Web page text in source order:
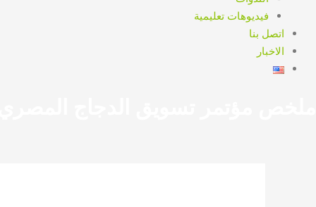
فيديوهات تعليمية
اتصل بنا
الاخبار